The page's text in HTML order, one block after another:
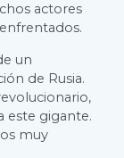
actores
un
de Rusia.
este gigante.
muy